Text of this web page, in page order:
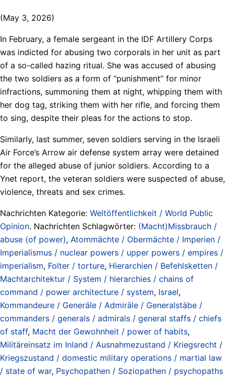
(May 3, 2026)
In February, a female sergeant in the IDF Artillery Corps
was indicted for abusing two corporals in her unit as part
of a so-called hazing ritual. She was accused of abusing
the two soldiers as a form of “punishment” for minor
infractions, summoning them at night, whipping them with
her dog tag, striking them with her rifle, and forcing them
to sing, despite their pleas for the actions to stop.
Similarly, last summer, seven soldiers serving in the Israeli
Air Force’s Arrow air defense system array were detained
for the alleged abuse of junior soldiers. According to a
Ynet report, the veteran soldiers were suspected of abuse,
violence, threats and sex crimes.
Nachrichten Kategorie: Weltöffentlichkeit / World Public
Opinion. Nachrichten Schlagwörter: (Macht)Missbrauch /
abuse (of power), Atommächte / Obermächte / Imperien /
Imperialismus / nuclear powers / upper powers / empires /
imperialism, Folter / torture, Hierarchien / Befehlsketten /
Machtarchitektur / System / hierarchies / chains of
command / power architecture / system, Israel,
Kommandeure / Generäle / Admiräle / Generalstäbe /
commanders / generals / admirals / general staffs / chiefs
of staff, Macht der Gewohnheit / power of habits,
Militäreinsatz im Inland / Ausnahmezustand / Kriegsrecht /
Kriegszustand / domestic military operations / martial law
/ state of war, Psychopathen / Soziopathen / psychopaths